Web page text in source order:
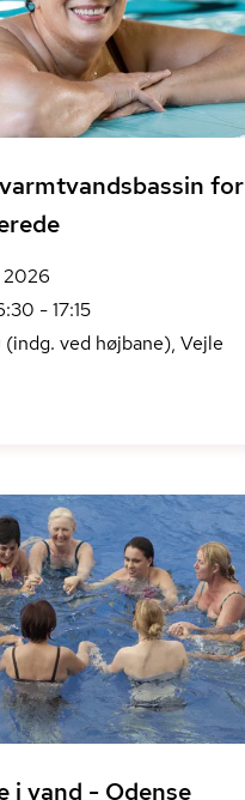
for
2026
- 17:15
ved højbane), Vejle
i vand - Odense